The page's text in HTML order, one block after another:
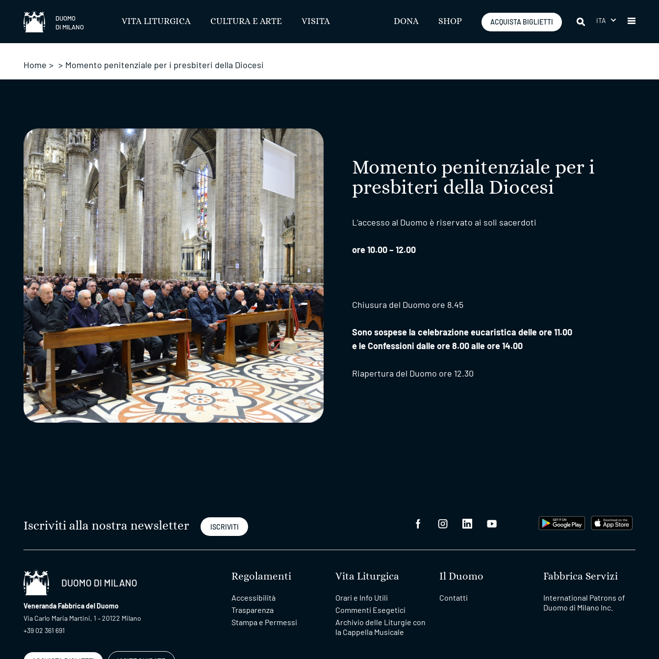
DUOMO
DI MILANO
VITA LITURGICA CULTURA E ARTE VISITA DONA SHOP ACQUISTA BIGLIETTI ITA
Home > > Momento penitenziale per i presbiteri della Diocesi
Momento penitenziale per i
presbiteri della Diocesi
L’accesso al Duomo è riservato ai soli sacerdoti
ore 10.00 – 12.00
Chiusura del Duomo ore 8.45
Sono sospese la celebrazione eucaristica delle ore 11.00
e le Confessioni dalle ore 8.00 alle ore 14.00
Riapertura del Duomo ore 12.30
Iscriviti alla nostra newsletter ISCRIVITI
DUOMO DI MILANO
Veneranda Fabbrica del Duomo
Via Carlo Maria Martini, 1 – 20122 Milano
+39 02 361 691
Regolamenti
Accessibilità
Trasparenza
Stampa e Permessi
Vita Liturgica
Orari e Info Utili
Commenti Esegetici
Archivio delle Liturgie con
la Cappella Musicale
Il Duomo
Contatti
Fabbrica Servizi
International Patrons of
Duomo di Milano Inc.